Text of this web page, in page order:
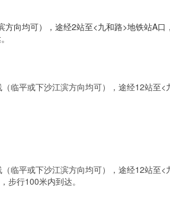
均可），途经2站至<九和路>地铁站A
平或下沙江滨方向均可），途经12站至<
平或下沙江滨方向均可），途经12站至
步行100米内到达。